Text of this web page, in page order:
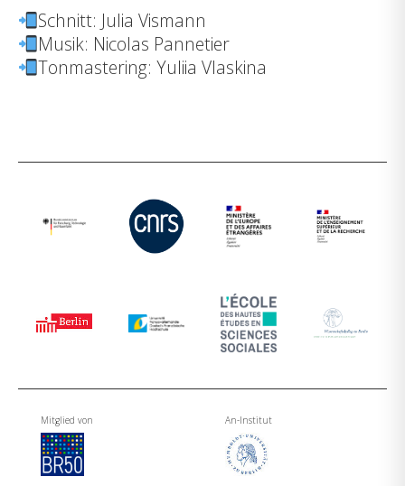
Schnitt: Julia Vismann
Musik: Nicolas Pannetier
Tonmastering: Yuliia Vlaskina
Mitglied von An-Institut